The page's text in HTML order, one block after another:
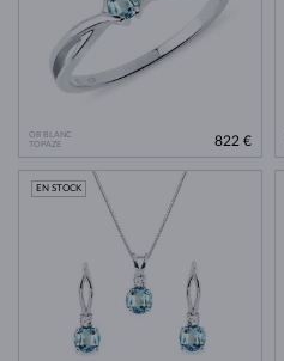
OR BLANC
TOPAZE
822 €
EN STOCK